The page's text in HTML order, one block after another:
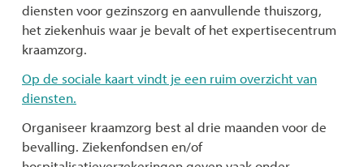
diensten voor gezinszorg en aanvullende thuiszorg,
het ziekenhuis waar je bevalt of het expertisecentrum
kraamzorg.
Op de sociale kaart vindt je een ruim overzicht van
diensten.
Organiseer kraamzorg best al drie maanden voor de
bevalling. Ziekenfondsen en/of